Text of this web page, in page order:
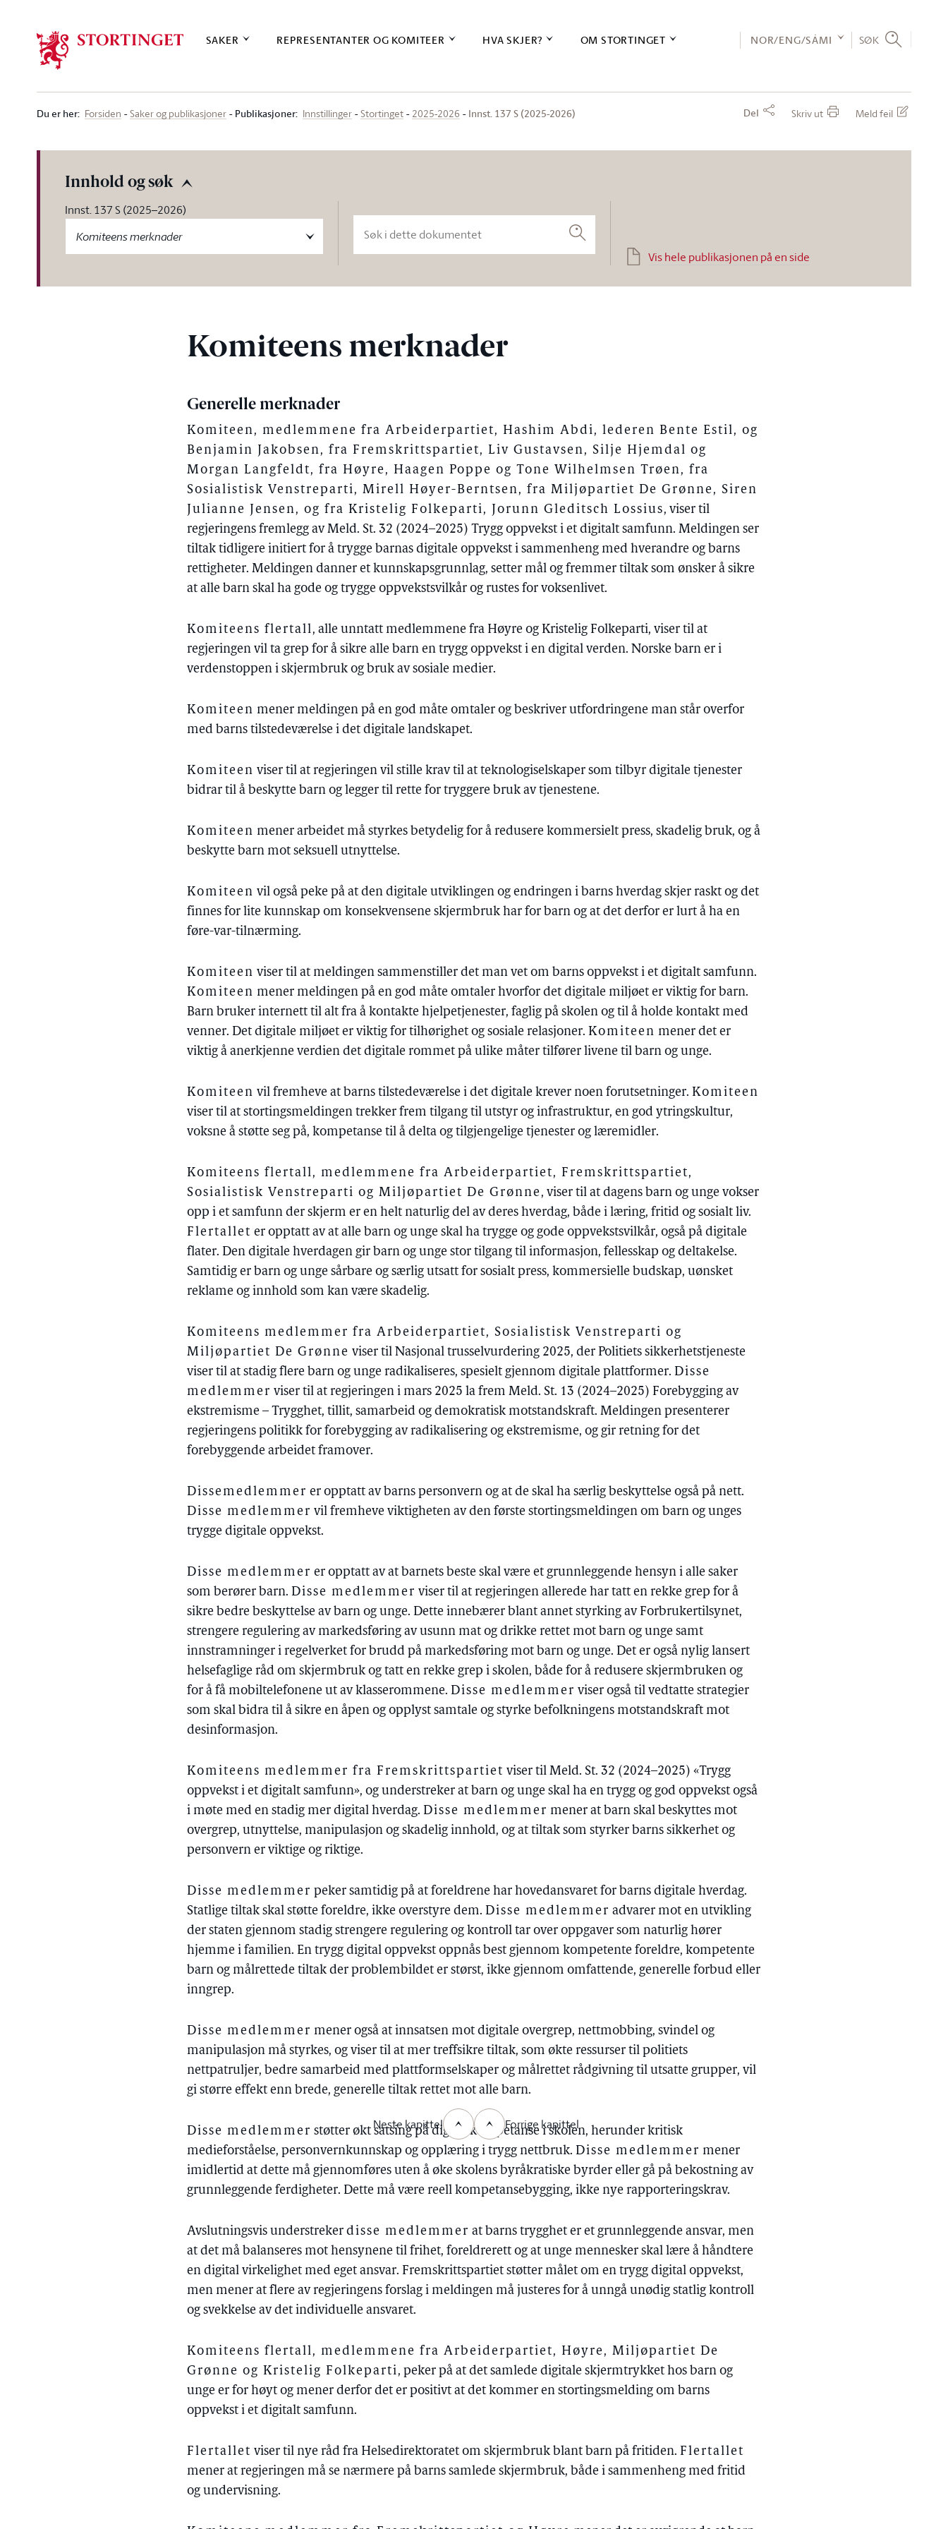
SAKER REPRESENTANTER OG KOMITEER HVA SKJER? OM STORTINGET NOR/ENG/SÁMI SØK
Du er her: Forsiden Saker og publikasjoner Publikasjoner: Innstillinger Stortinget 2025-2026 Innst. 137 S (2025-2026) Del Skriv ut Meld feil
Innhold og søk
Innst. 137 S (2025–2026)
Komiteens merknader
Søk
Vis hele publikasjonen på en side
Komiteens merknader
Generelle merknader
Komiteen, medlemmene fra Arbeiderpartiet, Hashim Abdi, lederen Bente Estil, og
Benjamin Jakobsen, fra Fremskrittspartiet, Liv Gustavsen, Silje Hjemdal og
Morgan Langfeldt, fra Høyre, Haagen Poppe og Tone Wilhelmsen Trøen, fra
Sosialistisk Venstreparti, Mirell Høyer-Berntsen, fra Miljøpartiet De Grønne, Siren
Julianne Jensen, og fra Kristelig Folkeparti, Jorunn Gleditsch Lossius, viser til
regjeringens fremlegg av Meld. St. 32 (2024–2025) Trygg oppvekst i et digitalt samfunn. Meldingen ser
tiltak tidligere initiert for å trygge barnas digitale oppvekst i sammenheng med hverandre og barns
rettigheter. Meldingen danner et kunnskapsgrunnlag, setter mål og fremmer tiltak som ønsker å sikre
at alle barn skal ha gode og trygge oppvekstsvilkår og rustes for voksenlivet.
Komiteens flertall, alle unntatt medlemmene fra Høyre og Kristelig Folkeparti, viser til at
regjeringen vil ta grep for å sikre alle barn en trygg oppvekst i en digital verden. Norske barn er i
verdenstoppen i skjermbruk og bruk av sosiale medier.
Komiteen mener meldingen på en god måte omtaler og beskriver utfordringene man står overfor
med barns tilstedeværelse i det digitale landskapet.
Komiteen viser til at regjeringen vil stille krav til at teknologiselskaper som tilbyr digitale tjenester
bidrar til å beskytte barn og legger til rette for tryggere bruk av tjenestene.
Komiteen mener arbeidet må styrkes betydelig for å redusere kommersielt press, skadelig bruk, og å
beskytte barn mot seksuell utnyttelse.
Komiteen vil også peke på at den digitale utviklingen og endringen i barns hverdag skjer raskt og det
finnes for lite kunnskap om konsekvensene skjermbruk har for barn og at det derfor er lurt å ha en
føre-var-tilnærming.
Komiteen viser til at meldingen sammenstiller det man vet om barns oppvekst i et digitalt samfunn.
Komiteen mener meldingen på en god måte omtaler hvorfor det digitale miljøet er viktig for barn.
Barn bruker internett til alt fra å kontakte hjelpetjenester, faglig på skolen og til å holde kontakt med
venner. Det digitale miljøet er viktig for tilhørighet og sosiale relasjoner.Komiteen mener det er
viktig å anerkjenne verdien det digitale rommet på ulike måter tilfører livene til barn og unge.
Komiteen vil fremheve at barns tilstedeværelse i det digitale krever noen forutsetninger.Komiteen
viser til at stortingsmeldingen trekker frem tilgang til utstyr og infrastruktur, en god ytringskultur,
voksne å støtte seg på, kompetanse til å delta og tilgjengelige tjenester og læremidler.
Komiteens flertall, medlemmene fra Arbeiderpartiet, Fremskrittspartiet,
Sosialistisk Venstreparti og Miljøpartiet De Grønne , viser til at dagens barn og unge vokser
opp i et samfunn der skjerm er en helt naturlig del av deres hverdag, både i læring, fritid og sosialt liv.
Flertallet er opptatt av at alle barn og unge skal ha trygge og gode oppvekstsvilkår, også på digitale
flater. Den digitale hverdagen gir barn og unge stor tilgang til informasjon, fellesskap og deltakelse.
Samtidig er barn og unge sårbare og særlig utsatt for sosialt press, kommersielle budskap, uønsket
reklame og innhold som kan være skadelig.
Komiteens medlemmer fra Arbeiderpartiet, Sosialistisk Venstreparti og
Miljøpartiet De Grønne viser til Nasjonal trusselvurdering 2025, der Politiets sikkerhetstjeneste
viser til at stadig flere barn og unge radikaliseres, spesielt gjennom digitale plattformer.Disse
medlemmer viser til at regjeringen i mars 2025 la frem Meld. St. 13 (2024–2025) Forebygging av
ekstremisme – Trygghet, tillit, samarbeid og demokratisk motstandskraft. Meldingen presenterer
regjeringens politikk for forebygging av radikalisering og ekstremisme, og gir retning for det
forebyggende arbeidet framover.
Dissemedlemmer er opptatt av barns personvern og at de skal ha særlig beskyttelse også på nett.
Disse medlemmer vil fremheve viktigheten av den første stortingsmeldingen om barn og unges
trygge digitale oppvekst.
Disse medlemmer er opptatt av at barnets beste skal være et grunnleggende hensyn i alle saker
som berører barn.Disse medlemmer viser til at regjeringen allerede har tatt en rekke grep for å
sikre bedre beskyttelse av barn og unge. Dette innebærer blant annet styrking av Forbrukertilsynet,
strengere regulering av markedsføring av usunn mat og drikke rettet mot barn og unge samt
innstramninger i regelverket for brudd på markedsføring mot barn og unge. Det er også nylig lansert
helsefaglige råd om skjermbruk og tatt en rekke grep i skolen, både for å redusere skjermbruken og
for å få mobiltelefonene ut av klasserommene.Disse medlemmer viser også til vedtatte strategier
som skal bidra til å sikre en åpen og opplyst samtale og styrke befolkningens motstandskraft mot
desinformasjon.
Komiteens medlemmer fra Fremskrittspartiet viser til Meld. St. 32 (2024–2025) «Trygg
oppvekst i et digitalt samfunn», og understreker at barn og unge skal ha en trygg og god oppvekst også
i møte med en stadig mer digital hverdag.Disse medlemmer mener at barn skal beskyttes mot
overgrep, utnyttelse, manipulasjon og skadelig innhold, og at tiltak som styrker barns sikkerhet og
personvern er viktige og riktige.
Disse medlemmer peker samtidig på at foreldrene har hovedansvaret for barns digitale hverdag.
Statlige tiltak skal støtte foreldre, ikke overstyre dem.Disse medlemmer advarer mot en utvikling
der staten gjennom stadig strengere regulering og kontroll tar over oppgaver som naturlig hører
hjemme i familien. En trygg digital oppvekst oppnås best gjennom kompetente foreldre, kompetente
barn og målrettede tiltak der problembildet er størst, ikke gjennom omfattende, generelle forbud eller
inngrep.
Disse medlemmer mener også at innsatsen mot digitale overgrep, nettmobbing, svindel og
manipulasjon må styrkes, og viser til at mer treffsikre tiltak, som økte ressurser til politiets
nettpatruljer, bedre samarbeid med plattformselskaper og målrettet rådgivning til utsatte grupper, vil
gi større effekt enn brede, generelle tiltak rettet mot alle barn.
Disse medlemmer støtter økt satsing på digital kompetanse i skolen, herunder kritisk
medieforståelse, personvernkunnskap og opplæring i trygg nettbruk.Disse medlemmer mener
imidlertid at dette må gjennomføres uten å øke skolens byråkratiske byrder eller gå på bekostning av
grunnleggende ferdigheter. Dette må være reell kompetansebygging, ikke nye rapporteringskrav.
Avslutningsvis understrekerdisse medlemmer at barns trygghet er et grunnleggende ansvar, men
at det må balanseres mot hensynene til frihet, foreldrerett og at unge mennesker skal lære å håndtere
en digital virkelighet med eget ansvar. Fremskrittspartiet støtter målet om en trygg digital oppvekst,
men mener at flere av regjeringens forslag i meldingen må justeres for å unngå unødig statlig kontroll
og svekkelse av det individuelle ansvaret.
Komiteens flertall, medlemmene fra Arbeiderpartiet, Høyre, Miljøpartiet De
Grønne og Kristelig Folkeparti, peker på at det samlede digitale skjermtrykket hos barn og
unge er for høyt og mener derfor det er positivt at det kommer en stortingsmelding om barns
oppvekst i et digitalt samfunn.
Flertallet viser til nye råd fra Helsedirektoratet om skjermbruk blant barn på fritiden.Flertallet
mener at regjeringen må se nærmere på barns samlede skjermbruk, både i sammenheng med fritid
og undervisning.
Forrige kapittel
Neste kapittel